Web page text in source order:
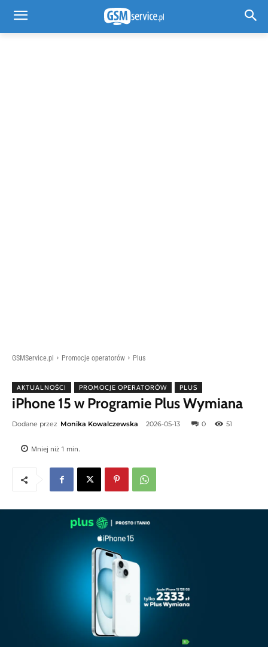
GSMService.pl Promocje operatorów Plus
AKTUALNOŚCI PROMOCJE OPERATORÓW PLUS
iPhone 15 w Programie Plus Wymiana
Dodane przez Monika Kowalczewska 2026-05-13 0 51
Mniej niż 1 min.